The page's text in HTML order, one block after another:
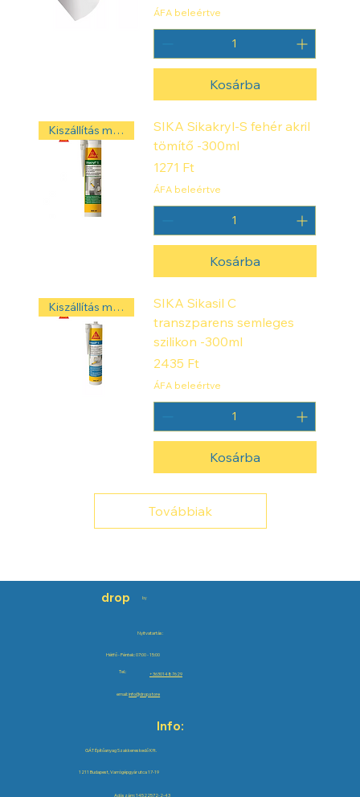
ÁFA beleértve
Kosárba
Kiszállítás másnap! ‼️
SIKA Sikakryl-S fehér akril
tömítő -300ml
Ár
1271 Ft
ÁFA beleértve
Kosárba
Kiszállítás másnap! ‼️
SIKA Sikasil C
transzparens semleges
szilikon -300ml
Ár
2435 Ft
ÁFA beleértve
Kosárba
Továbbiak
drop by
Info:
GÁT Építőanyag Szakkereskedő Kft.
1211 Budapest, Varrógépgyár utca 17-19
Adószám: 14522572-2-43
Nyitvatartás:
Tel.:
email:info@drop.store
+36301487629
Hétfő - Péntek: 07:00 - 15:00